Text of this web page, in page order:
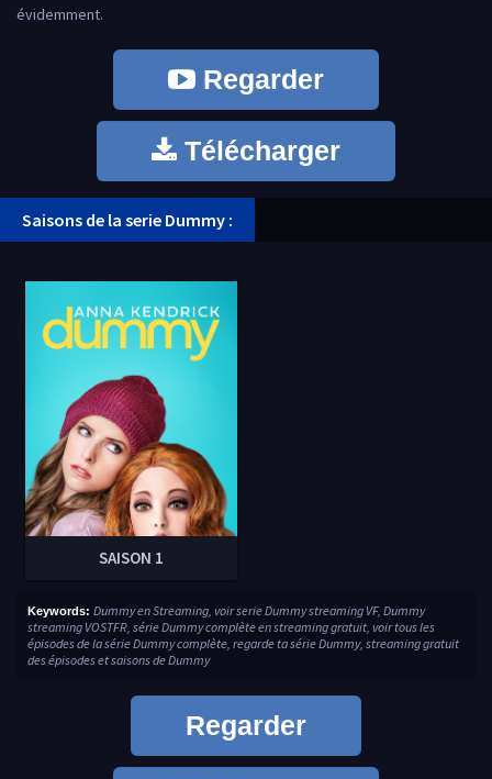
évidemment.
Regarder
Télécharger
Saisons de la serie Dummy :
SAISON 1
Keywords: Dummy en Streaming, voir serie Dummy streaming VF, Dummy
streaming VOSTFR, série Dummy complète en streaming gratuit, voir tous les
épisodes de la série Dummy complète, regarde ta série Dummy, streaming gratuit
des épisodes et saisons de Dummy
Regarder